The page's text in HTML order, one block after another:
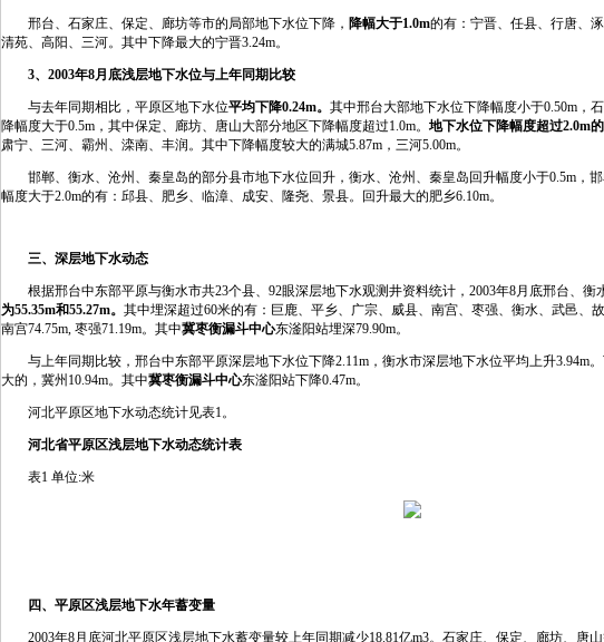
邢台、石家庄、保定、廊坊等市的局部地下水位下降， 降幅大于1.0m的有：宁晋、任县、行唐、
清苑、高阳、三河。其中下降最大的宁晋3.24m。
3、 2003年8月底浅层地下水位与上年同期比较
与去年同期相比，平原区地下水位平均下降0.24m。 其中邢台大部地下水位下降幅度小于0.50m，
降幅度大于0.5m，其中保定、廊坊、唐山大部分地区下降幅度超过1.0m。 地下水位下降幅度超过2.0m
肃宁、三河、霸州、滦南、丰润。其中下降幅度较大的满城5.87m，三河5.00m。
邯郸、衡水、沧州、秦皇岛的部分县市地下水位回升，衡水、沧州、秦皇岛回升幅度小于0.5m，邯
幅度大于2.0m的有：邱县、肥乡、临漳、成安、隆尧、景县。回升最大的肥乡6.10m。
三、深层地下水动态
根据邢台中东部平原与衡水市共23个县、92眼深层地下水观测井资料统计，2003年8月底邢台、衡
为55.35m和55.27m。 其中埋深超过60米的有：巨鹿、平乡、广宗、威县、南宫、枣强、衡水、武邑、
南宫74.75m, 枣强71.19m。其中冀枣衡漏斗中心东滏阳站埋深79.90m。
与上年同期比较，邢台中东部平原深层地下水位下降2.11m，衡水市深层地下水位平均上升3.94m。
大的，冀州10.94m。其中冀枣衡漏斗中心东滏阳站下降0.47m。
河北平原区地下水动态统计见表1。
河北省平原区浅层地下水动态统计表
表1 单位:米
四、平原区浅层地下水年蓄变量
2003年8月底河北平原区浅层地下水蓄变量较上年同期减少18.81亿m3。石家庄、保定、廊坊、唐